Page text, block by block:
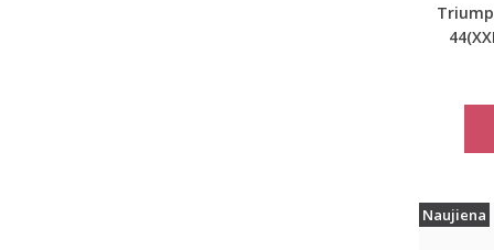
Naujiena